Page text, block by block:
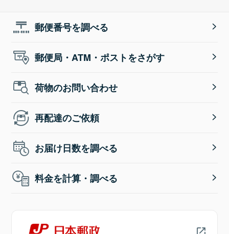
郵便番号を調べる
郵便局・ATM・ポストをさがす
荷物のお問い合わせ
再配達のご依頼
お届け日数を調べる
料金を計算・調べる